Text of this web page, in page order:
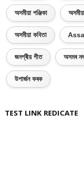
অসমীয়া পঞ্জিকা
অসমীয়া কবিতা
জনপ্ৰীয় গীত অসমৰ
উপাৰ্জন কৰক
TEST LINK REDICATE